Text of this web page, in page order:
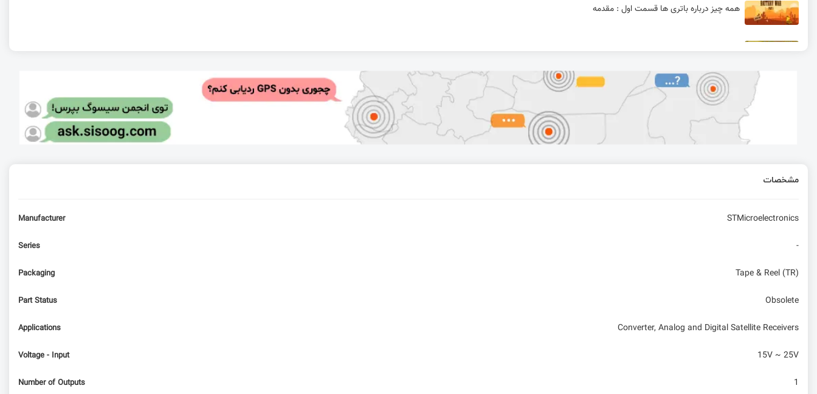
همه چیز درباره باتری ها قسمت اول : مقدمه
دانلود کتابخانه کانکتور آلتیوم | 100% رایگان
ساختار پیام‌ها و زمان‌بندی ارتباط در پروتکل KLine
مشخصات
Manufacturer STMicroelectronics
Series -
Packaging Tape & Reel (TR)
Part Status Obsolete
Applications Converter, Analog and Digital Satellite Receivers
Voltage - Input 15V ~ 25V
Number of Outputs 1